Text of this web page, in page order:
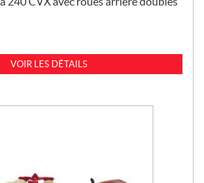
VOIR LES DÉTAILS